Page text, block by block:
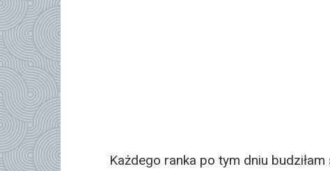
Każdego ranka po tym dniu